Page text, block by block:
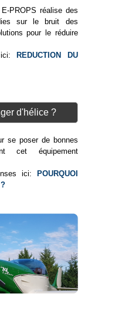
PROPS réalise des
sur le bruit des
pour le réduire
REDUCTION DU
d'hélice ?
se poser de bonnes
cet équipement
ici:
POURQUOI